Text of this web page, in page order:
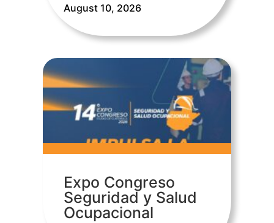
August 10, 2026
Expo Congreso
Seguridad y Salud
Ocupacional